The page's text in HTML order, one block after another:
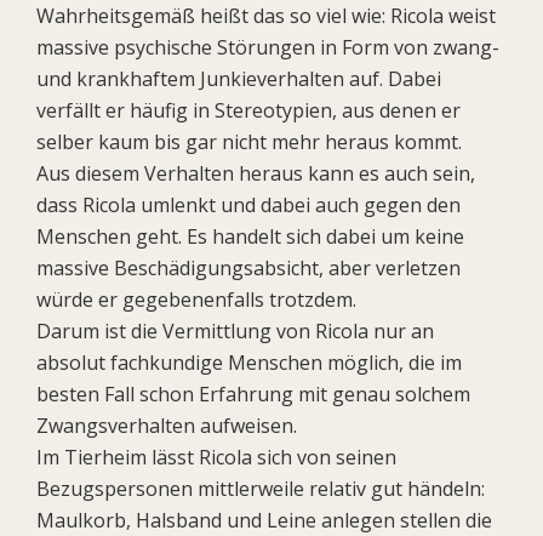
Wahrheitsgemäß heißt das so viel wie: Ricola weist
massive psychische Störungen in Form von zwang-
und krankhaftem Junkieverhalten auf. Dabei
verfällt er häufig in Stereotypien, aus denen er
selber kaum bis gar nicht mehr heraus kommt.
Aus diesem Verhalten heraus kann es auch sein,
dass Ricola umlenkt und dabei auch gegen den
Menschen geht. Es handelt sich dabei um keine
massive Beschädigungsabsicht, aber verletzen
würde er gegebenenfalls trotzdem.
Darum ist die Vermittlung von Ricola nur an
absolut fachkundige Menschen möglich, die im
besten Fall schon Erfahrung mit genau solchem
Zwangsverhalten aufweisen.
Im Tierheim lässt Ricola sich von seinen
Bezugspersonen mittlerweile relativ gut händeln:
Maulkorb, Halsband und Leine anlegen stellen die